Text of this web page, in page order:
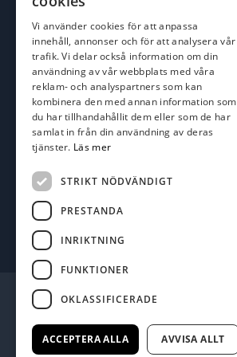
kim@batofiske.se
Adress
Karlskrona Båt & Fiske AB
Lallerstedts gata 4
371 54 Karlskrona
Följ oss
Facebook
Säkra betalningar :
Vi använder cookies för att anpassa
innehåll, annonser och för att analysera vår
trafik. Vi delar också information om din
användning av vår webbplats med våra
reklam- och analyspartners som kan
kombinera den med annan information som
du har tillhandahållit dem eller som de har
samlat in från din användning av deras
tjänster. Läs mer
STRIKT NÖDVÄNDIGT
PRESTANDA
INRIKTNING
FUNKTIONER
OKLASSIFICERADE
ACCEPTERA ALLA AVVISA ALLT